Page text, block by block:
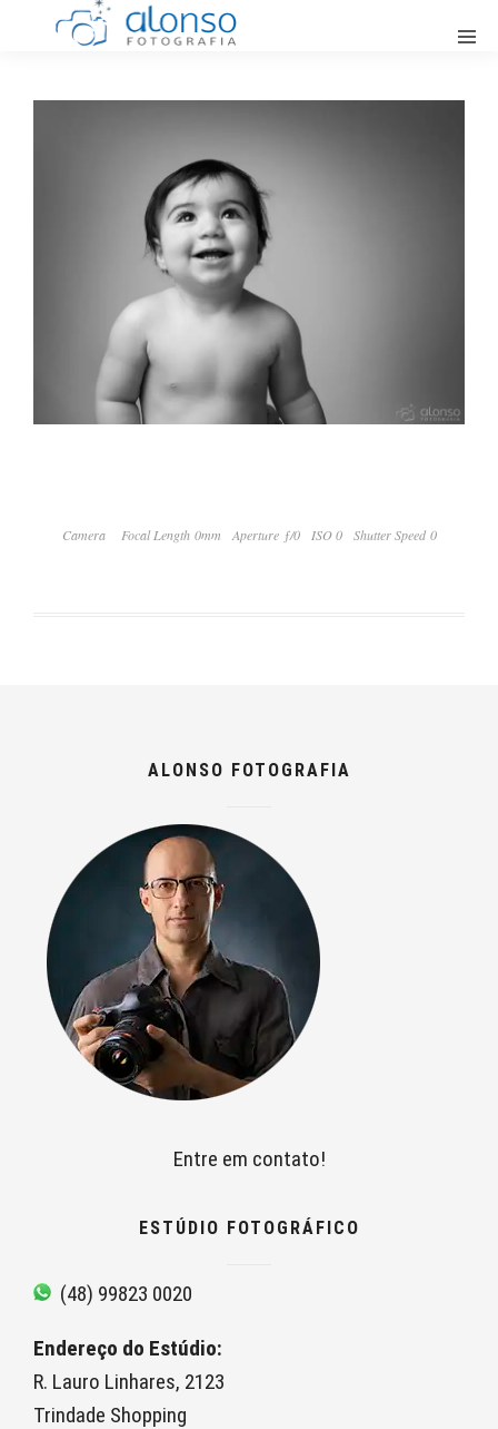
Camera Focal Length 0mm Aperture ƒ/0 ISO 0 Shutter Speed 0
ALONSO FOTOGRAFIA
Entre em contato!
ESTÚDIO FOTOGRÁFICO
(48) 99823 0020
Endereço do Estúdio:
R. Lauro Linhares, 2123
Trindade Shopping